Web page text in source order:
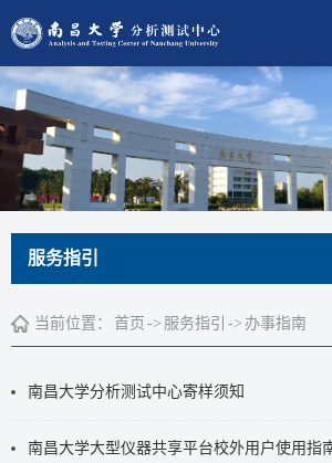
服务指引
当前位置： 首页 -> 服务指引 -> 办事指南
南昌大学分析测试中心寄样须知
南昌大学大型仪器共享平台校外用户使用指